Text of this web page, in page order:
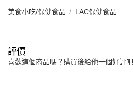
美食小吃/保健食品 LAC保健食品
評價
喜歡這個商品嗎？購買後給他一個好評吧